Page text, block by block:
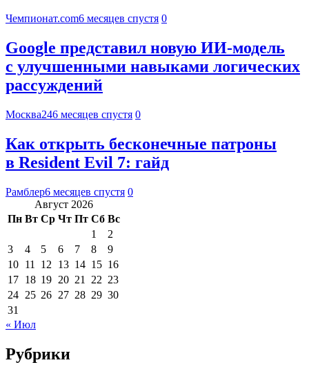
Чемпионат.com6 месяцев спустя 0
Google представил новую ИИ-модель
с улучшенными навыками логических
рассуждений
Москва246 месяцев спустя 0
Как открыть бесконечные патроны
в Resident Evil 7: гайд
Рамблер6 месяцев спустя 0
Август 2026
Пн Вт Ср Чт Пт Сб Вс
1
2
3
4 5 6 7 8
9
10 11 12 13 14 15 16
17 18 19 20 21 22 23
24 25 26 27 28 29 30
31
« Июл
Рубрики